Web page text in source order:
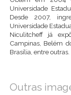
Universidade
Desde 2007,
Universidade
Niculitcheff já
Campinas, Belém
Brasília, entre outras.
Outras